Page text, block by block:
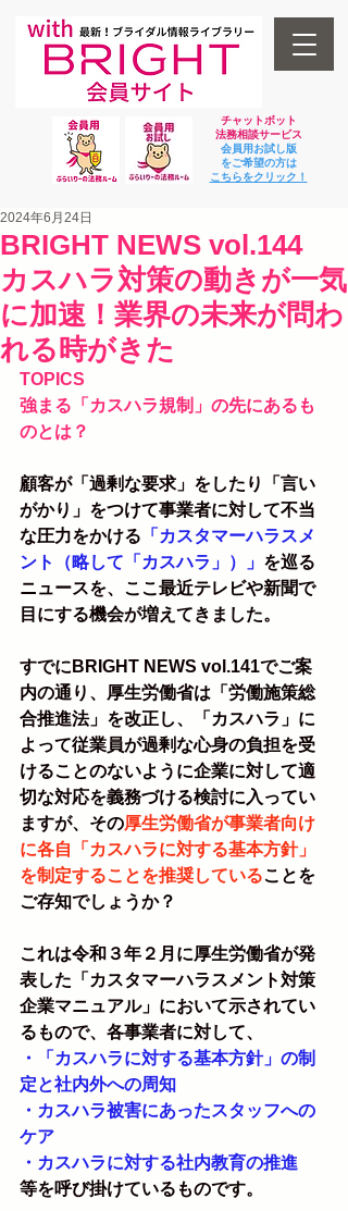
チャットボット
法務相談サービス
会員用お試し版
をご希望の方は
​こちらをクリック！
BRIGHT NEWS vol.144
カスハラ対策の動きが一気
に加速！業界の未来が問わ
れる時がきた
2024年6月24日
TOPICS
強まる「カスハラ規制」の先にあるも
のとは？
顧客が「過剰な要求」をしたり「言い
がかり」をつけて事業者に対して不当
な圧力をかける 「カスタマーハラスメ
ント（略して「カスハラ」）」 を巡る
ニュースを、ここ最近テレビや新聞で
目にする機会が増えてきました。
すでにBRIGHT NEWS vol.141でご案
内の通り、厚生労働省は「労働施策総
合推進法」を改正し、「カスハラ」に
よって従業員が過剰な心身の負担を受
けることのないように企業に対して適
切な対応を義務づける検討に入ってい
ますが、その厚生労働省が事業者向け
に各自「カスハラに対する基本方針」
を制定することを推奨していることを
ご存知でしょうか？
これは令和３年２月に厚生労働省が発
表した「カスタマーハラスメント対策
企業マニュアル」において示されてい
るもので、各事業者に対して、
・「カスハラに対する基本方針」の制
定と社内外への周知
・カスハラ被害にあったスタッフへの
ケア
・カスハラに対する社内教育の推進
等を呼び掛けているものです。